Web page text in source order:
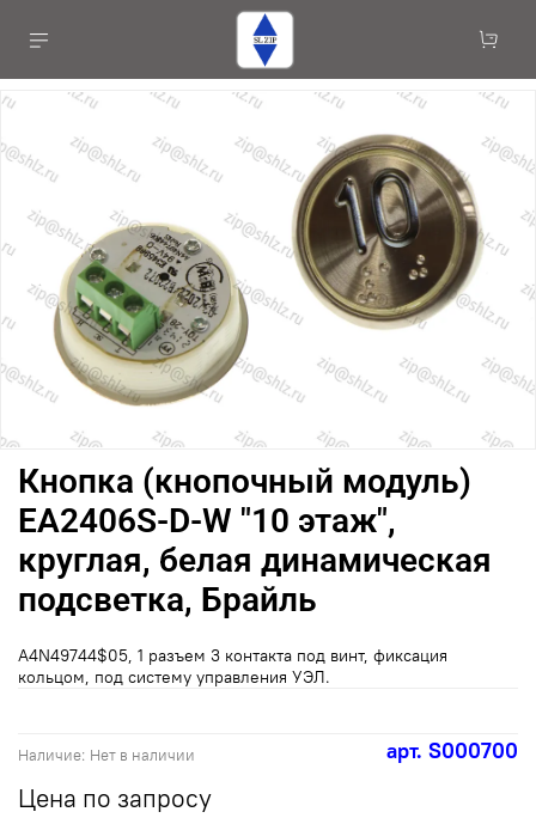
арт. S000700
Наличие: Нет в наличии
Кнопка (кнопочный модуль)
EA2406S-D-W "10 этаж",
круглая, белая динамическая
подсветка, Брайль
Цена по запросу
A4N49744$05, 1 разъем 3 контакта под винт, фиксация
кольцом, под систему управления УЭЛ.